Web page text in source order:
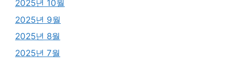
2025년 10월
2025년 9월
2025년 8월
2025년 7월